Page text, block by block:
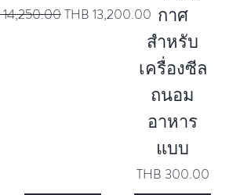
Price
14,250.00Sale Price
THB 13,200.00 กาศ
สำหรับ
เครื่องซีล
ถนอม
อาหาร
แบบ
Price
THB 300.00